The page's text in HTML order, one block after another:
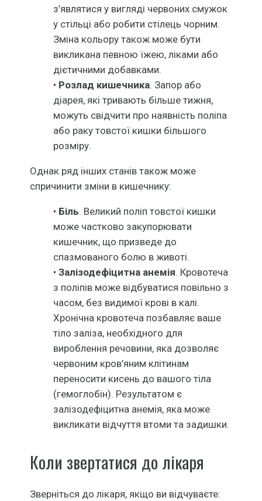
з’являтися у вигляді червоних смужок
у стільці або робити стілець чорним.
Зміна кольору також може бути
викликана певною їжею, ліками або
дієтичними добавками.
• Розлад кишечника. Запор або
діарея, які тривають більше тижня,
можуть свідчити про наявність поліпа
або раку товстої кишки більшого
розміру.
Однак ряд інших станів також може
спричинити зміни в кишечнику:
• Біль. Великий поліп товстої кишки
може частково закупорювати
кишечник, що призведе до
спазмованого болю в животі.
• Залізодефіцитна анемія. Кровотеча
з поліпів може відбуватися повільно з
часом, без видимої крові в калі.
Хронічна кровотеча позбавляє ваше
тіло заліза, необхідного для
вироблення речовини, яка дозволяє
червоним кров’яним клітинам
переносити кисень до вашого тіла
(гемоглобін). Результатом є
залізодефіцитна анемія, яка може
викликати відчуття втоми та задишки.
Коли звертатися до лікаря
Зверніться до лікаря, якщо ви відчуваєте: